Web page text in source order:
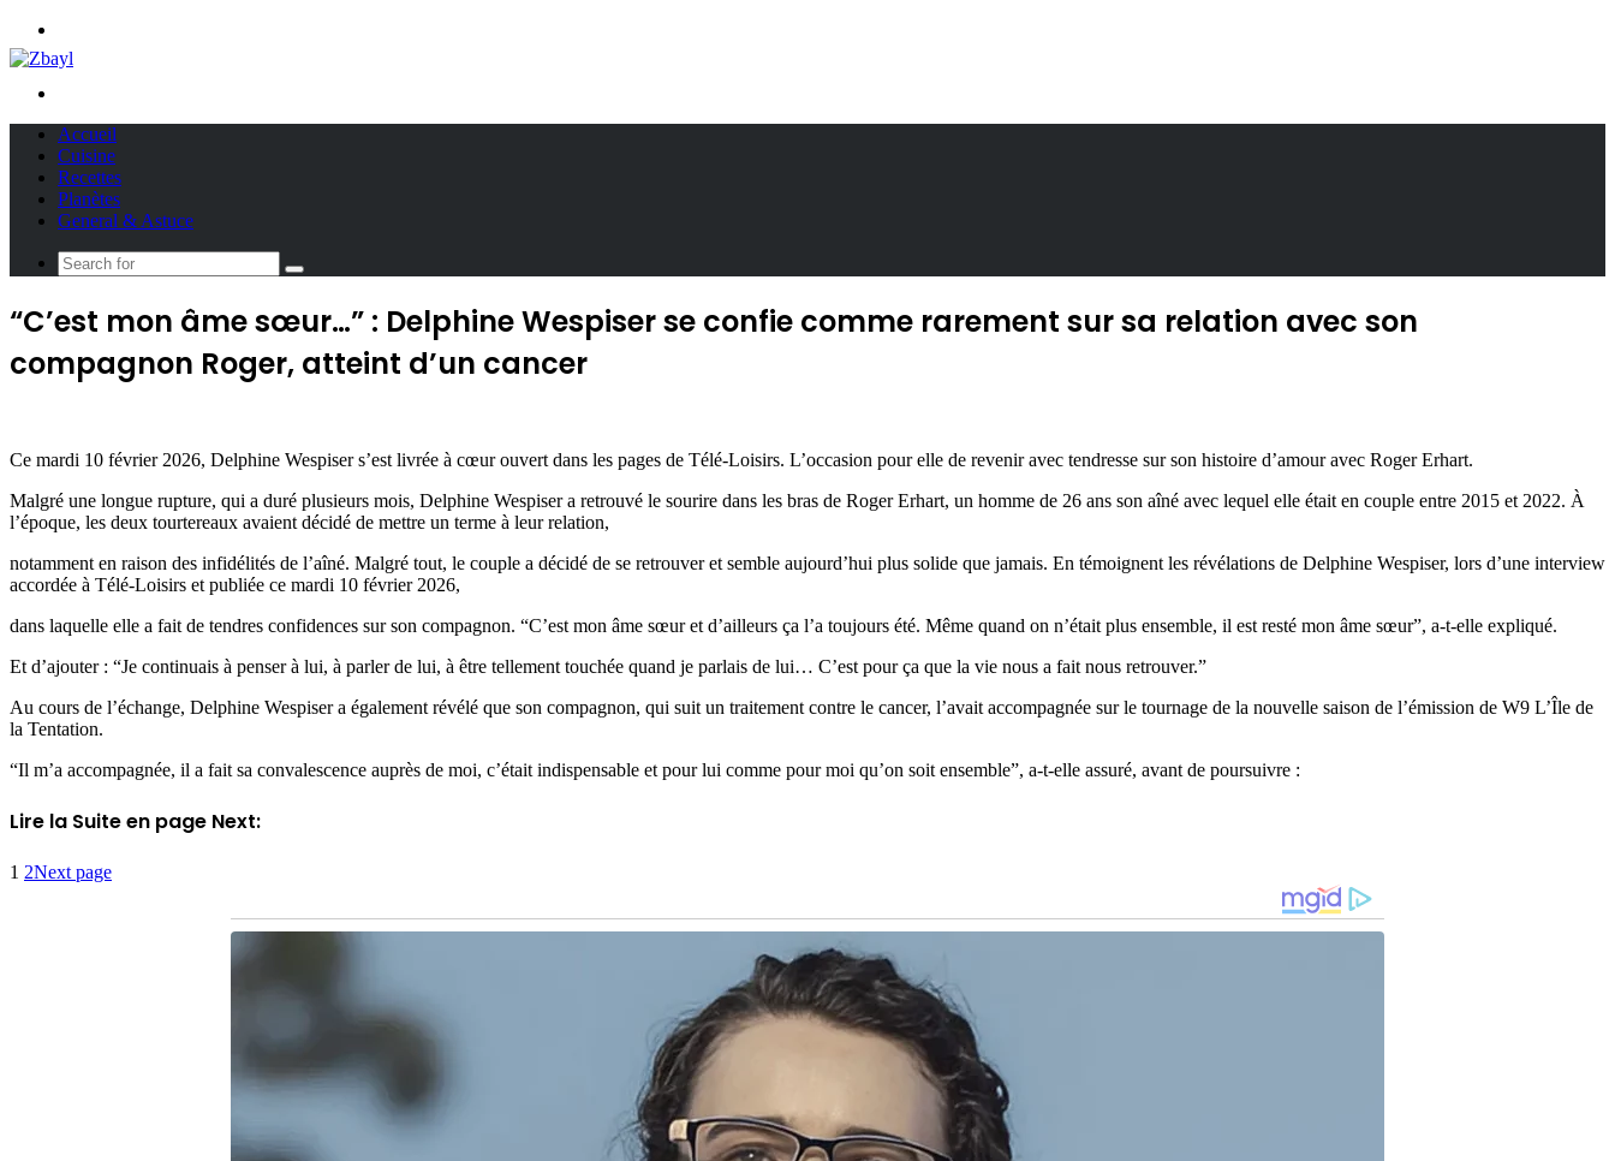
Accueil
Cuisine
Recettes
Planètes
General & Astuce
Search
“C’est mon âme sœur…” : Delphine Wespiser se confie comme rarement sur sa relation avec son
compagnon Roger, atteint d’un cancer
Ce mardi 10 février 2026, Delphine Wespiser s’est livrée à cœur ouvert dans les pages de Télé-Loisirs. L’occasion pour elle de revenir avec tendresse sur son histoire d’amour avec Roger Erhart.
Malgré une longue rupture, qui a duré plusieurs mois, Delphine Wespiser a retrouvé le sourire dans les bras de Roger Erhart, un homme de 26 ans son aîné avec lequel elle était en couple entre 2015 et 2022. À
l’époque, les deux tourtereaux avaient décidé de mettre un terme à leur relation,
notamment en raison des infidélités de l’aîné. Malgré tout, le couple a décidé de se retrouver et semble aujourd’hui plus solide que jamais. En témoignent les révélations de Delphine Wespiser, lors d’une interview
accordée à Télé-Loisirs et publiée ce mardi 10 février 2026,
dans laquelle elle a fait de tendres confidences sur son compagnon. “C’est mon âme sœur et d’ailleurs ça l’a toujours été. Même quand on n’était plus ensemble, il est resté mon âme sœur”, a-t-elle expliqué.
Et d’ajouter : “Je continuais à penser à lui, à parler de lui, à être tellement touchée quand je parlais de lui… C’est pour ça que la vie nous a fait nous retrouver.”
Au cours de l’échange, Delphine Wespiser a également révélé que son compagnon, qui suit un traitement contre le cancer, l’avait accompagnée sur le tournage de la nouvelle saison de l’émission de W9 L’Île de
la Tentation.
“Il m’a accompagnée, il a fait sa convalescence auprès de moi, c’était indispensable et pour lui comme pour moi qu’on soit ensemble”, a-t-elle assuré, avant de poursuivre :
Lire la Suite en page Next:
1 2Next page